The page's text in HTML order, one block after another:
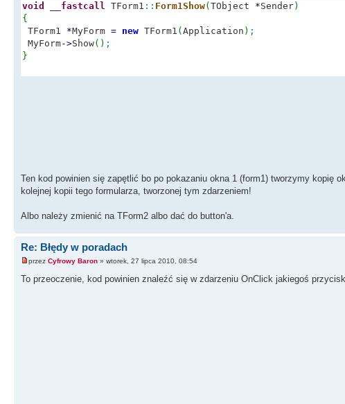
void __fastcall TForm1 :: Form1Show( TObject *Sender)
{
TForm1 *MyForm = new TForm1 ( Application ) ;
MyForm->Show( ) ;
}
Ten kod powinien się zapętlić bo po pokazaniu okna 1 (form1) tworzymy kopię
kolejnej kopii tego formularza, tworzonej tym zdarzeniem!
Albo należy zmienić na TForm2 albo dać do button'a.
Re: Błędy w poradach
przez Cyfrowy Baron » wtorek, 27 lipca 2010, 08:54
To przeoczenie, kod powinien znaleźć się w zdarzeniu OnClick jakiegoś